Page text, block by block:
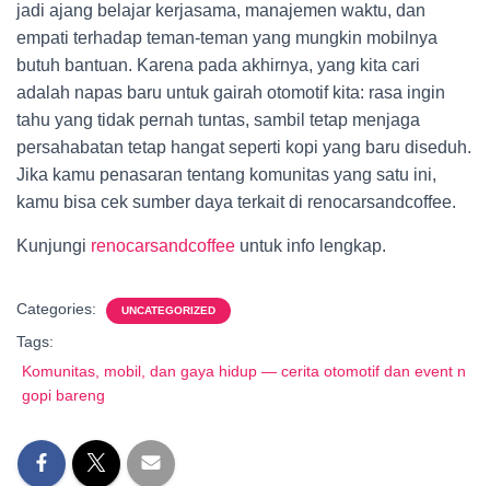
jadi ajang belajar kerjasama, manajemen waktu, dan
empati terhadap teman-teman yang mungkin mobilnya
butuh bantuan. Karena pada akhirnya, yang kita cari
adalah napas baru untuk gairah otomotif kita: rasa ingin
tahu yang tidak pernah tuntas, sambil tetap menjaga
persahabatan tetap hangat seperti kopi yang baru diseduh.
Jika kamu penasaran tentang komunitas yang satu ini,
kamu bisa cek sumber daya terkait di renocarsandcoffee.
Kunjungi renocarsandcoffee untuk info lengkap.
Categories: UNCATEGORIZED
Tags:
Komunitas, mobil, dan gaya hidup — cerita otomotif dan event n
gopi bareng